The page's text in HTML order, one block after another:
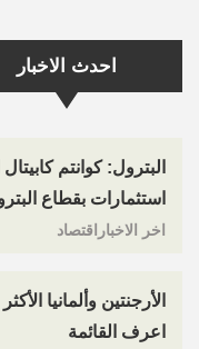
احدث الاخبار
البترول: كوانتم
استثمارات بقطاع
اخر الاخباراقتصاد
الأرجنتين وألمانيا
اعرف القائمة